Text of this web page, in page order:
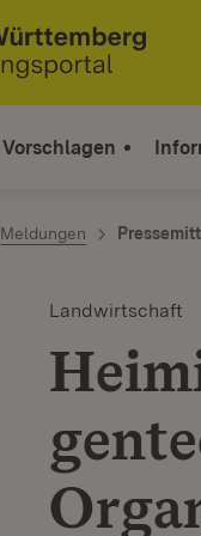
Vorschlagen
Meldungen
Landwirtschaft